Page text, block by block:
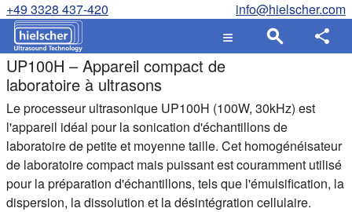
+49 3328 437-420 info@hielscher.com
UP100H – Appareil compact de
laboratoire à ultrasons
Le processeur ultrasonique UP100H (100W, 30kHz) est
l'appareil idéal pour la sonication d'échantillons de
laboratoire de petite et moyenne taille. Cet homogénéisateur
de laboratoire compact mais puissant est couramment utilisé
pour la préparation d'échantillons, tels que l'émulsification, la
dispersion, la dissolution et la désintégration cellulaire.